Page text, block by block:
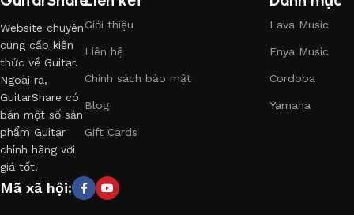
Website chuyên
cung cấp kiến
thức về Guitar.
Ngoài ra,
GuitarShare có
bán một số sản
phẩm Guitar
chính hãng với
giá tốt.
Giới thiệu
Liên hệ
Chính sách bảo mật
Blog
Gift Cards
Lava Music
Enya Music
Cordoba
Yamaha
Mã xã hội: